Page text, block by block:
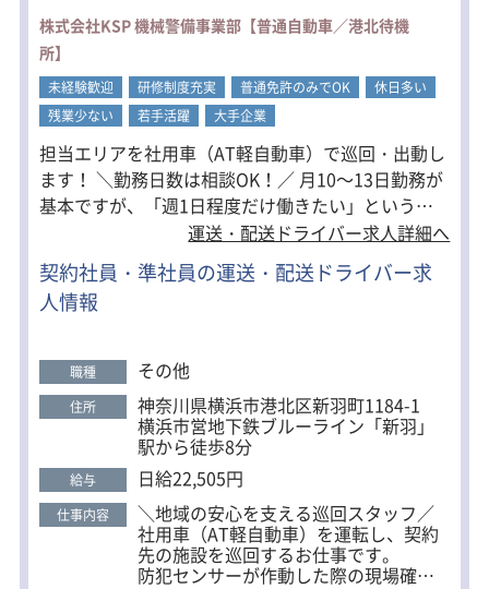
1日の巡回は平均3件程度。
現場対応以外は事務所で待機する時間
す。
株式会社KSP 機械警備事業部【普通自動車／港北待機
所】
未経験歓迎 研修制度充実 普通免許のみでOK
休日多い
残業少ない
若手活躍 大手企業
担当エリアを社用車（AT軽自動車）で巡回・出動し
ます！ ＼勤務日数は相談OK！／ 月10～13日勤務が
基本ですが、「週1日程度だけ働きたい」という方
もお気軽にご相談ください。 1ヶ月前に希望を伺
い、できる限り考慮してシフトを作成しています。
＼身体への負担も少なめ／ 事務所での待機時間が多
く、 休憩時間には ・仮眠（約4時間） ・ベッド完備
支障のない範囲で、スマホを利用OK メリハリをつ
けながら働けます。 ■こんな方にピッタリ！ ・車の
運転が好きな方 ・一人でコツコツ働くことが好きな
方 ・機械や工具に興味がある方 ・安定した環境で長
く働きたい方 ・資格を取得して収入アップを目指し
たい方
運送・配送ドライバー求人詳細へ
契約社員・準社員の運送・配送ドライバー求
人情報
職種 その他
住所 神奈川県横浜市港北区新羽町1184-1
横浜市営地下鉄ブルーライン「新羽」
駅から徒歩8分
給与 日給22,505円
仕事内容 ＼地域の安心を支える巡回スタッフ／
社用車（AT軽自動車）を運転し、契約
先の施設を巡回するお仕事です。
防犯センサーが作動した際の現場確認